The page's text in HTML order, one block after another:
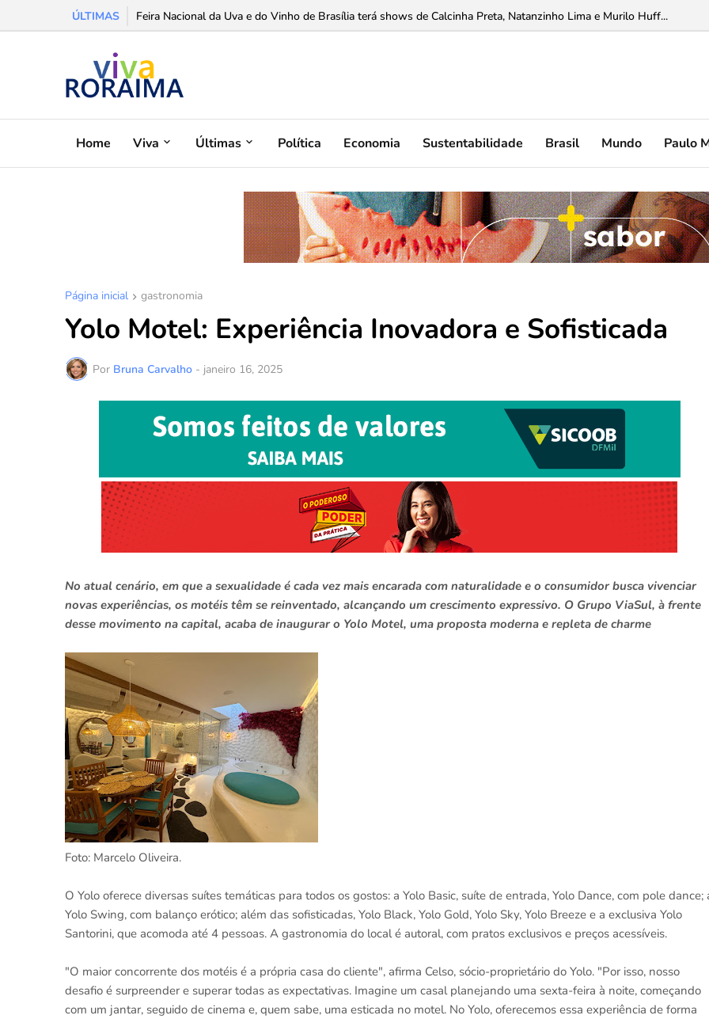
ÚLTIMAS Feira Nacional da Uva e do Vinho de Brasília terá shows de Calcinha Preta, Natanzinho Lima e Murilo Huff...
Home Viva Últimas Política Economia Sustentabilidade Brasil Mundo Paulo
Página inicial gastronomia
Yolo Motel: Experiência Inovadora e Sofisticada
Por Bruna Carvalho - janeiro 16, 2025
No atual cenário, em que a sexualidade é cada vez mais encarada com naturalidade e o consumidor busca vivenciar
novas experiências, os motéis têm se reinventado, alcançando um crescimento expressivo. O Grupo ViaSul, à frente
desse movimento na capital, acaba de inaugurar o Yolo Motel, uma proposta moderna e repleta de charme
Foto: Marcelo Oliveira.
O Yolo oferece diversas suítes temáticas para todos os gostos: a Yolo Basic, suíte de entrada, Yolo Dance, com pole dance;
Yolo Swing, com balanço erótico; além das sofisticadas, Yolo Black, Yolo Gold, Yolo Sky, Yolo Breeze e a exclusiva Yolo
Santorini, que acomoda até 4 pessoas. A gastronomia do local é autoral, com pratos exclusivos e preços acessíveis.
"O maior concorrente dos motéis é a própria casa do cliente", afirma Celso, sócio-proprietário do Yolo. "Por isso, nosso
desafio é surpreender e superar todas as expectativas. Imagine um casal planejando uma sexta-feira à noite, começando
com um jantar, seguido de cinema e, quem sabe, uma esticada no motel. No Yolo, oferecemos essa experiência de forma